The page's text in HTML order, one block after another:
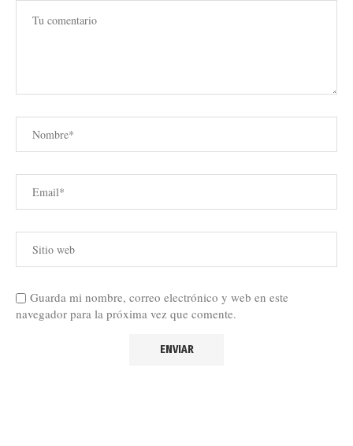
Guarda mi nombre, correo electrónico y web en este
navegador para la próxima vez que comente.